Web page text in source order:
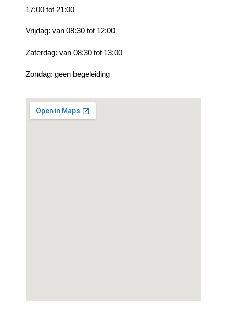
17:00 tot 21:00
Vrijdag: van 08:30 tot 12:00
Zaterdag: van 08:30 tot 13:00
Zondag: geen begeleiding